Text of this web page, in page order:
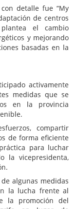
detalle fue “My
de centros
el cambio
y mejorando
basadas en la
activamente
medidas que se
en la provincia
compartir
de forma eficiente
para luchar
la vicepresidenta,
algunas medidas
la lucha frente al
la promoción del